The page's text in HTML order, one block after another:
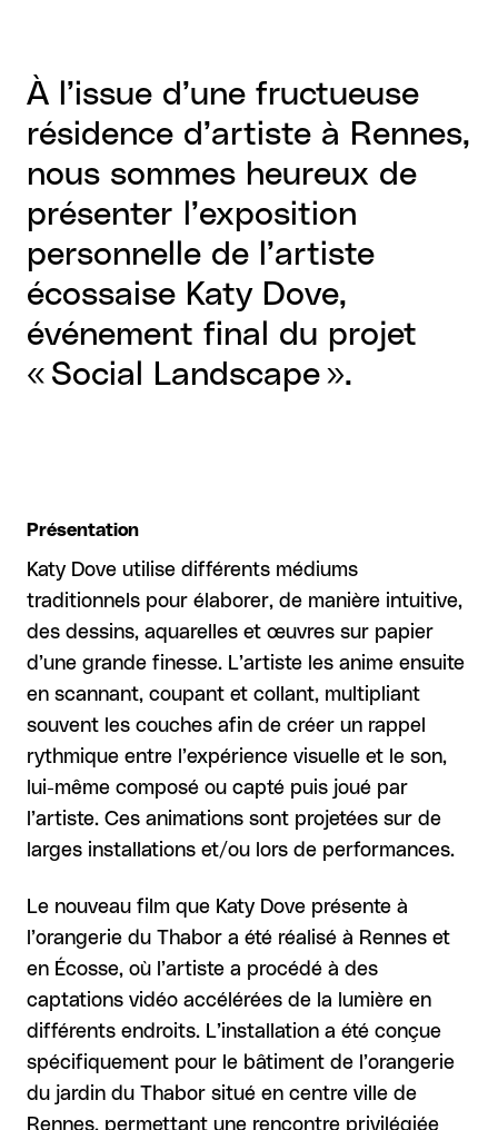
À l’issue d’une fructueuse
résidence d’artiste à Rennes,
nous sommes heureux de
présenter l’exposition
personnelle de l’artiste
écossaise Katy Dove,
événement final du projet
« Social Landscape ».
Présentation
Katy Dove utilise différents médiums
traditionnels pour élaborer, de manière intuitive,
des dessins, aquarelles et œuvres sur papier
d’une grande finesse. L’artiste les anime ensuite
en scannant, coupant et collant, multipliant
souvent les couches afin de créer un rappel
rythmique entre l’expérience visuelle et le son,
lui-même composé ou capté puis joué par
l’artiste. Ces animations sont projetées sur de
larges installations et/ou lors de performances.
Le nouveau film que Katy Dove présente à
l’orangerie du Thabor a été réalisé à Rennes et
en Écosse, où l’artiste a procédé à des
captations vidéo accélérées de la lumière en
différents endroits. L’installation a été conçue
spécifiquement pour le bâtiment de l’orangerie
du jardin du Thabor situé en centre ville de
Rennes, permettant une rencontre privilégiée